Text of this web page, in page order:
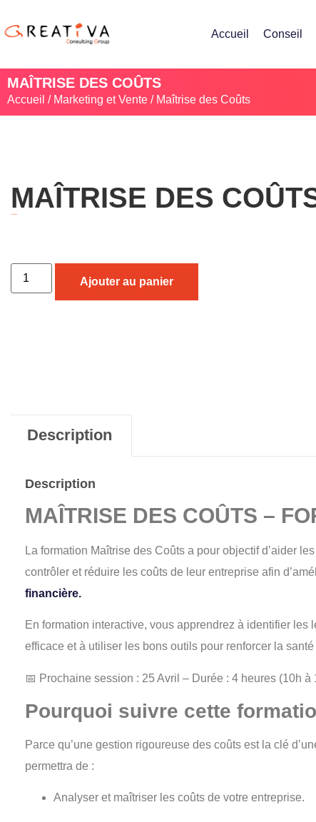
Accueil Conseil
MAÎTRISE DES COÛTS
Accueil / Marketing et Vente / Maîtrise des Coûts
MAÎTRISE DES
Ajouter au panier
Description
Description
MAÎTRISE DES COÛTS –
La formation Maîtrise des Coûts a pour objectif d’aider
contrôler et réduire les coûts de leur entreprise afin
financière.
En formation interactive, vous apprendrez à identifier les
efficace et à utiliser les bons outils pour renforcer la
📅 Prochaine session : 25 Avril – Durée : 4 heures (10h à
Pourquoi suivre cette
Parce qu’une gestion rigoureuse des coûts est la clé
permettra de :
Analyser et maîtriser les coûts de votre entreprise.